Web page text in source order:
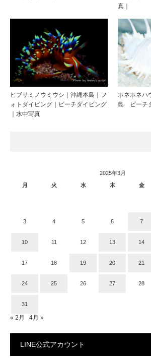
真｜
ヒブサミノウミウシ｜沖縄本島｜フ
ォトダイビング｜ビーチダイビング
｜水中写真
ホネホネハ
島 ビーチ
2025年3月
月
火 水 木 金
3 4 5 6 7
10 11 12 13 14
17 18 19 20 21
24 25 26 27 28
31
« 2月 4月 »
LINE公式アカウント